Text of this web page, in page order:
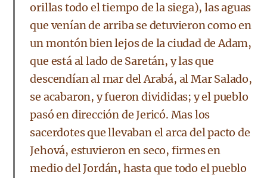
orillas todo el tiempo de la siega), las aguas
que venían de arriba se detuvieron como en
un montón bien lejos de la ciudad de Adam,
que está al lado de Saretán, y las que
descendían al mar del Arabá, al Mar Salado,
se acabaron, y fueron divididas; y el pueblo
pasó en dirección de Jericó. Mas los
sacerdotes que llevaban el arca del pacto de
Jehová, estuvieron en seco, firmes en
medio del Jordán, hasta que todo el pueblo